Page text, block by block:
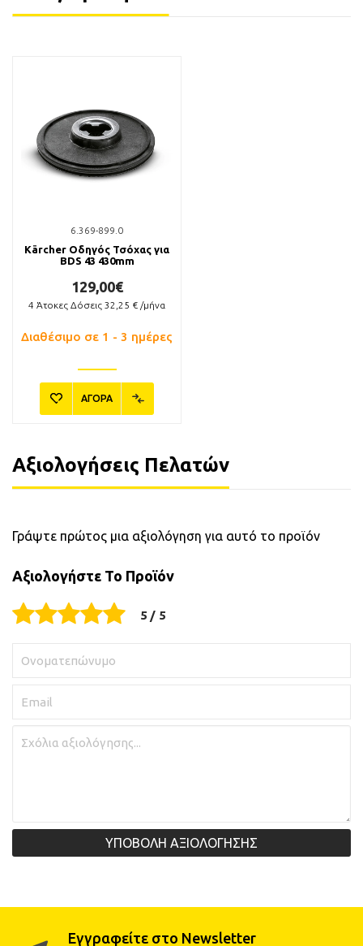
6.369-899.0
Kärcher Οδηγός Τσόχας για
BDS 43 430mm
129,00€
4 Άτοκες Δόσεις 32,25 € /μήνα
Διαθέσιμο σε 1 - 3 ημέρες
ΑΓΟΡΑ
Αξιολογήσεις Πελατών
Γράψτε πρώτος μια αξιολόγηση για αυτό το προϊόν
Αξιολογήστε Το Προϊόν
ΥΠΟΒΟΛΗ ΑΞΙΟΛΟΓΗΣΗΣ
Εγγραφείτε στο Newsletter